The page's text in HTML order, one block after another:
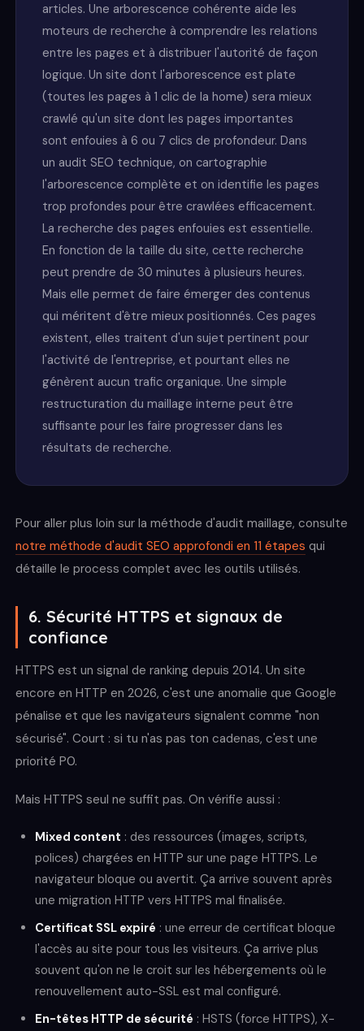
articles. Une arborescence cohérente aide les
moteurs de recherche à comprendre les relations
entre les pages et à distribuer l'autorité de façon
logique. Un site dont l'arborescence est plate
(toutes les pages à 1 clic de la home) sera mieux
crawlé qu'un site dont les pages importantes
sont enfouies à 6 ou 7 clics de profondeur. Dans
un audit SEO technique, on cartographie
l'arborescence complète et on identifie les pages
trop profondes pour être crawlées efficacement.
La recherche des pages enfouies est essentielle.
En fonction de la taille du site, cette recherche
peut prendre de 30 minutes à plusieurs heures.
Mais elle permet de faire émerger des contenus
qui méritent d'être mieux positionnés. Ces pages
existent, elles traitent d'un sujet pertinent pour
l'activité de l'entreprise, et pourtant elles ne
génèrent aucun trafic organique. Une simple
restructuration du maillage interne peut être
suffisante pour les faire progresser dans les
résultats de recherche.
Pour aller plus loin sur la méthode d'audit maillage, consulte
notre méthode d'audit SEO approfondi en 11 étapes qui
détaille le process complet avec les outils utilisés.
6. Sécurité HTTPS et signaux de
confiance
HTTPS est un signal de ranking depuis 2014. Un site
encore en HTTP en 2026, c'est une anomalie que Google
pénalise et que les navigateurs signalent comme "non
sécurisé". Court : si tu n'as pas ton cadenas, c'est une
priorité P0.
Mais HTTPS seul ne suffit pas. On vérifie aussi :
Mixed content : des ressources (images, scripts,
polices) chargées en HTTP sur une page HTTPS. Le
navigateur bloque ou avertit. Ça arrive souvent après
une migration HTTP vers HTTPS mal finalisée.
Certificat SSL expiré : une erreur de certificat bloque
l'accès au site pour tous les visiteurs. Ça arrive plus
souvent qu'on ne le croit sur les hébergements où le
renouvellement auto-SSL est mal configuré.
En-têtes HTTP de sécurité : HSTS (force HTTPS), X-